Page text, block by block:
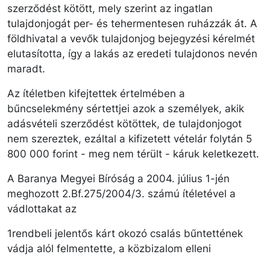
szerződést kötött, mely szerint az ingatlan
tulajdonjogát per- és tehermentesen ruházzák át. A
földhivatal a vevők tulajdonjog bejegyzési kérelmét
elutasította, így a lakás az eredeti tulajdonos nevén
maradt.
Az ítéletben kifejtettek értelmében a
bűncselekmény sértettjei azok a személyek, akik
adásvételi szerződést kötöttek, de tulajdonjogot
nem szereztek, ezáltal a kifizetett vételár folytán 5
800 000 forint - meg nem térült - káruk keletkezett.
A Baranya Megyei Bíróság a 2004. július 1-jén
meghozott 2.Bf.275/2004/3. számú ítéletével a
vádlottakat az
1rendbeli jelentős kárt okozó csalás bűntettének
vádja alól felmentette, a közbizalom elleni